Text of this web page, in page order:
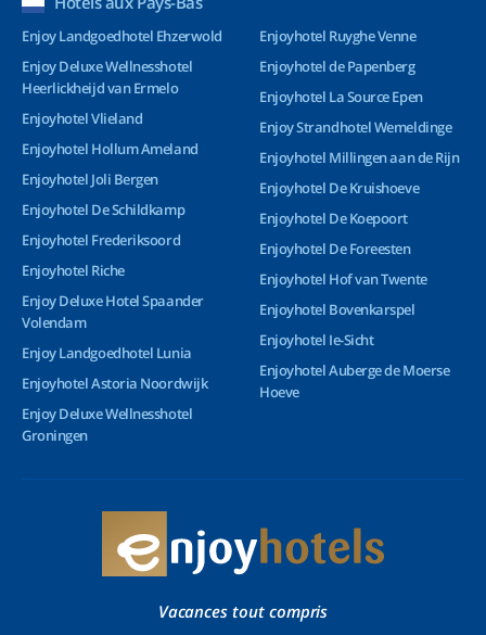
Enjoy Landgoedhotel Ehzerwold
Enjoy Deluxe Wellnesshotel
Heerlickheijd van Ermelo
Enjoyhotel Vlieland
Enjoyhotel Hollum Ameland
Enjoyhotel Joli Bergen
Enjoyhotel De Schildkamp
Enjoyhotel Frederiksoord
Enjoyhotel Riche
Enjoy Deluxe Hotel Spaander
Volendam
Enjoy Landgoedhotel Lunia
Enjoyhotel Astoria Noordwijk
Enjoy Deluxe Wellnesshotel
Groningen
Enjoyhotel Ruyghe Venne
Enjoyhotel de Papenberg
Enjoyhotel La Source Epen
Enjoy Strandhotel Wemeldinge
Enjoyhotel Millingen aan de Rijn
Enjoyhotel De Kruishoeve
Enjoyhotel De Koepoort
Enjoyhotel De Foreesten
Enjoyhotel Hof van Twente
Enjoyhotel Bovenkarspel
Enjoyhotel Ie-Sicht
Enjoyhotel Auberge de Moerse
Hoeve
Vacances tout compris